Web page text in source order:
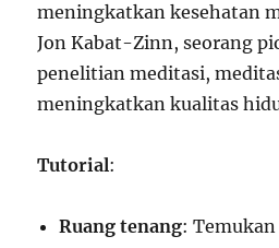
meningkatkan kesehatan
Jon Kabat-Zinn, seorang
penelitian meditasi,
meningkatkan kualitas
Tutorial:
Ruang tenang: